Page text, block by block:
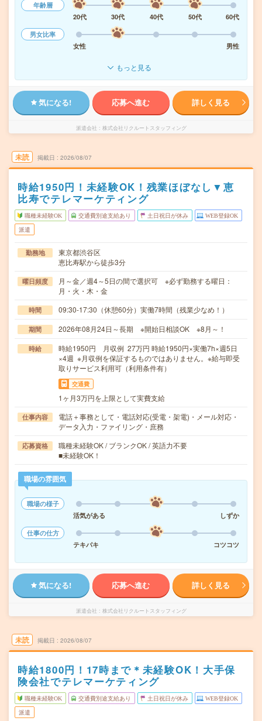
年齢層
20代
30代 40代 50代
60代
男女比率
女性
男性
もっと見る
気になる! 応募へ進む 詳しく見る
派遣会社 株式会社リクルートスタッフィング
未読 掲載日 2026/08/07
時給1950円！未経験OK！残業ほぼなし▼恵
比寿でテレマーケティング
職種未経験OK 交通費別途支給あり 土日祝日が休み WEB登録OK
派遣
勤務地
東京都渋谷区
恵比寿駅から徒歩3分
曜日頻度
月～金／週4～5日の間で選択可 ※必ず勤務する曜日：
月・火・木・金
時間 09:30-17:30（休憩60分）実働7時間（残業少なめ！）
期間 2026年08月24日～長期 ※開始日相談OK ※8月～！
時給
時給1950円 月収例 27万円 時給1950円×実働7h×週5日
×4週 ※月収例を保証するものではありません。※給与即受
取りサービス利用可（利用条件有）
交通費
1ヶ月3万円を上限として実費支給
仕事内容
電話＋事務として・電話対応(受電・架電)・メール対応・
データ入力・ファイリング・庶務
応募資格
職種未経験OK / ブランクOK / 英語力不要
■未経験OK！
職場の雰囲気
職場の様子
活気がある
しずか
仕事の仕方
テキパキ
コツコツ
気になる! 応募へ進む 詳しく見る
派遣会社 株式会社リクルートスタッフィング
未読 掲載日 2026/08/07
時給1800円！17時まで＊未経験OK！大手保
険会社でテレマーケティング
職種未経験OK 交通費別途支給あり 土日祝日が休み WEB登録OK
派遣